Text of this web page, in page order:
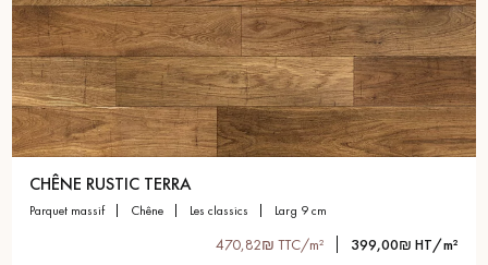
Un expert Décoplus Parquets vous appelle
Demandez un rendez-vous personnalisé
CHÊNE RUSTIC TERRA
parquet massif chêne les classics larg 9 cm
470,82₪ TTC/m² 399,00₪ HT/m²